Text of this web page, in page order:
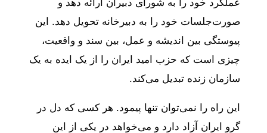
عملکرد خود را به شورای دبیران ارائه دهد و
صورت‌جلسات خود را به دبیرخانه تحویل دهد. این
پیوستگی بین اندیشه و عمل، بین سند و واقعیت،
چیزی است که حزب امید ایران را از یک ایده به یک
سازمان زنده تبدیل می‌کند.
این راه را نمی‌توان تنها پیمود. هر کسی که دل در
گرو ایران آزاد دارد و می‌خواهد در یکی از این